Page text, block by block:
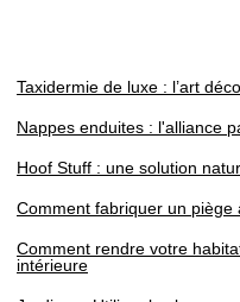
Taxidermie de luxe : l’art
Nappes enduites : l'alliance
Hoof Stuff : une solution
Comment fabriquer un
Comment rendre votre
intérieure